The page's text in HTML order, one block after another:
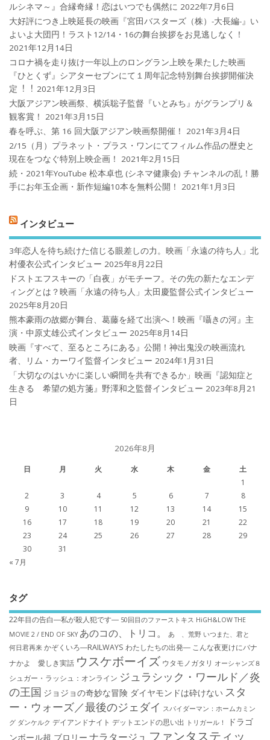
ルシネマ～』合縁奇縁！恋はいつでも偶然に 2022年7月6日
大好評につき上映延長の映画『宮田バスターズ（株）-大長編-』い
よいよ大団円！ラスト12/14・16の舞台挨拶をお見逃しなく！
2021年12月14日
コロナ禍を⾛り抜け⼀年以上のロングラン上映を果たした映画
『ひとくず』シアターセブンにて１周年記念特別舞台挨拶開催決
定︕︕ 2021年12月3日
大阪アジアン映画祭、横浜聡子監督『いとみち』がグランプリ＆
観客賞！
2021年3月15日
春を呼ぶ、第 16 回大阪アジアン映画祭開催！
2021年3月4日
2/15（月）プラネット・プラス・ワンにてフィルム作品の歴史と
現在をつなぐ特別上映企画！
2021年2月15日
続・2021年YouTube 松本卓也 (シネマ健康会) チャンネルの乱！勝
手にお年玉企画・新作短編10本を無料公開！
2021年1月3日
インタビュー
3年恋人を待ち続けた信じる眼差しの力。映画「永遠の待ち人」北
村優衣公式インタビュー 2025年8月22日
ドストエフスキーの「白夜」がモチーフ。その先の新たなエンデ
ィングとは？映画「永遠の待ち人」太田慶監督公式インタビュー
2025年8月20日
熊本豪雨の故郷が舞台、葛藤を経て出演へ！映画『囁きの河』主
演・中原丈雄公式インタビュー 2025年8月14日
映画『すべて、至るところにある』公開！神出鬼没の映画流れ
者、リム・カーワイ監督インタビュー 2024年1月31日
「大切なのはいかに楽しい瞬間を共有できるか」映画『認知症と
生きる 希望の処方箋』野澤和之監督インタビュー 2023年8月21
日
2026年8月
日 月 火 水 木 金
土
1
2
3 4 5 6 7
8
9
10 11 12 13 14
15
16
17 18 19 20 21
22
23
24 25 26 27 28
29
30
31
« 7月
タグ
22年目の告白―私が殺人犯です― 50回目のファーストキス HiGH&LOW THE
MOVIE 2 / END OF SKY あのコの、トリコ。 あゝ、荒野 いつまた、君と
何日君再来 かぞくいろ―RAILWAYS わたしたちの出発― こんな夜更けにバナ
ナかよ 愛しき実話 ウスケボーイズ ウタモノガタリ オーシャンズ８
シュガー・ラッシュ：オ​ンライン ジュラシック・ワールド／炎
の王国 ジョジョの奇妙な冒険 ダイヤモンドは砕けない スタ
ー・ウォーズ／最後のジェダイ スパイダーマン：ホームカミン
グ ダンケルク デイアンドナイト デットエンドの思い出 トリガール！
ドラゴ
ンボール超 ブロリー ナラタージュ ファンタスティッ